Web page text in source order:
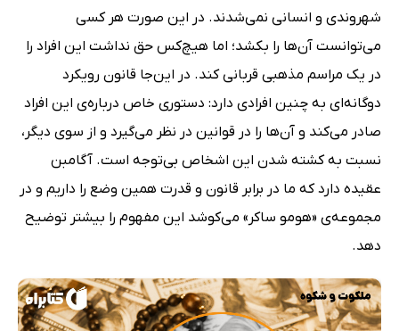
شهروندی و انسانی نمی‌شدند. در این صورت هر کسی
می‌توانست آن‌ها را بکشد؛ اما هیچ‌کس حق نداشت این افراد را
در یک مراسم مذهبی قربانی کند. در این‌جا قانون رویکرد
دوگانه‌ای به چنین افرادی دارد: دستوری خاص درباره‌ی این افراد
صادر می‌کند و آن‌ها را در قوانین در نظر می‌گیرد و از سوی دیگر،
نسبت به کشته شدن این اشخاص بی‌توجه است. آگامبن
عقیده دارد که ما در برابر قانون و قدرت همین وضع را داریم و در
مجموعه‌ی «هومو ساکر» می‌کوشد این مفهوم را بیشتر توضیح
دهد.